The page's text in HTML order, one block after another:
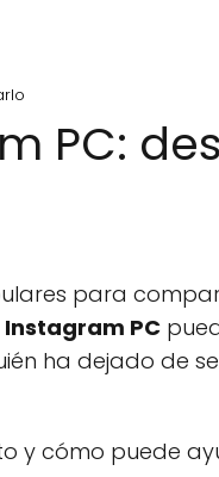
PC:
para
PC
ha dejado de
y cómo puede